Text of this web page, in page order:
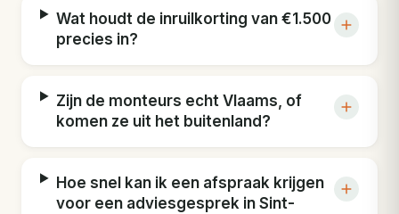
Wat houdt de inruilkorting van €1.500
precies in?
Zijn de monteurs echt Vlaams, of
komen ze uit het buitenland?
Hoe snel kan ik een afspraak krijgen
voor een adviesgesprek in Sint-